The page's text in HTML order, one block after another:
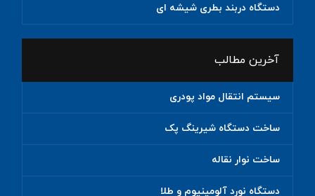
دستگاه دربند بطری شیشه ای
آخرین مطالب
سیستم انتقال مواد پودری
ساخت دستگاه شیرینگ پک
ساخت نوار نقاله
دستگاه نورد آلومینیوم و طلا